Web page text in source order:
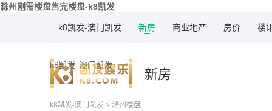
滁州刚需楼盘售完楼盘-k8凯发
k8凯发-澳门凯发 新房 商业地产 房价 楼
k8凯发-澳门凯发
新房
k8凯发-澳门凯发 > 滁州楼盘